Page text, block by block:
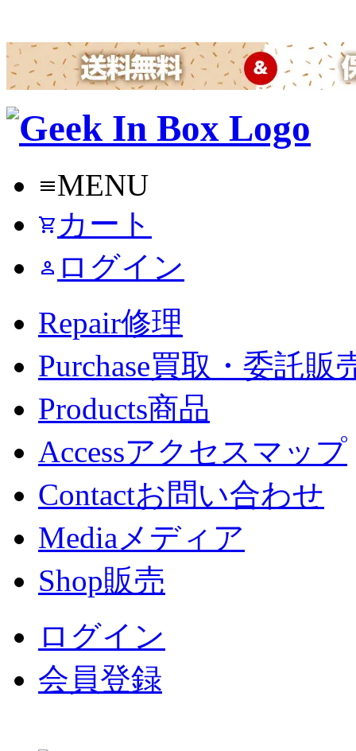
menuMENU
shopping_cart カート
person ログイン
Repair修理
Purchase買取・委託販
Products商品
Accessアクセスマップ
Contactお問い合わせ
Mediaメディア
Shop販売
ログイン
会員登録